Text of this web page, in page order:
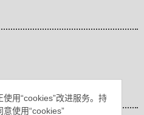
用“cookies”改进服务。持
使用“cookies”